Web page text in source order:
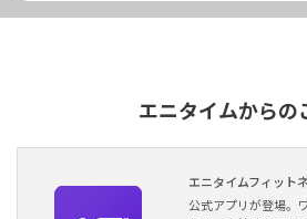
エニタイムからの
エニタイムフィット
公式アプリが登場。